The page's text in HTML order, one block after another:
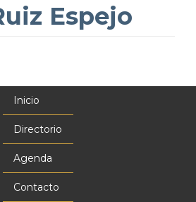
Espejo
Inicio
Directorio
Agenda
Contacto